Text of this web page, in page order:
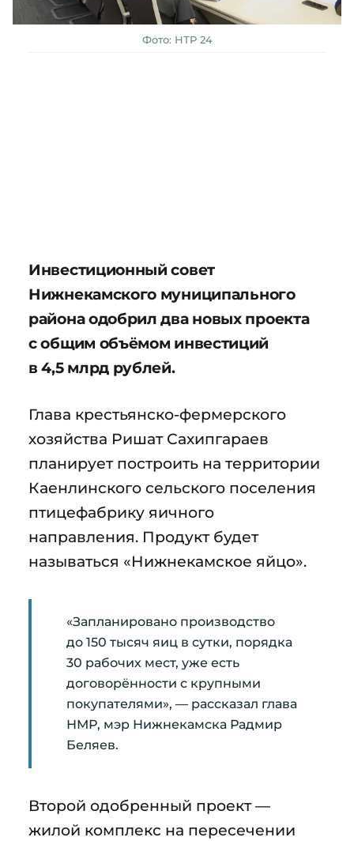
Фото: НТР 24
Инвестиционный совет
Нижнекамского муниципального
района одобрил два новых проекта
с общим объёмом инвестиций
в 4,5 млрд рублей.
Глава крестьянско-фермерского
хозяйства Ришат Сахипгараев
планирует построить на территории
Каенлинского сельского поселения
птицефабрику яичного
направления. Продукт будет
называться «Нижнекамское яйцо».
«Запланировано производство
до 150 тысяч яиц в сутки, порядка
30 рабочих мест, уже есть
договорённости с крупными
покупателями», — рассказал глава
НМР, мэр Нижнекамска Радмир
Беляев.
Второй одобренный проект —
жилой комплекс на пересечении